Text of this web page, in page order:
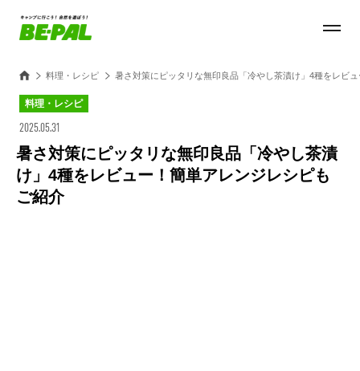
料理・レシピ 暑さ対策にピッタリな無印良品「冷やし茶漬け」4種をレビ
料理・レシピ
2025.05.31
暑さ対策にピッタリな無印良品「冷やし茶漬
け」4種をレビュー！簡単アレンジレシピも
ご紹介